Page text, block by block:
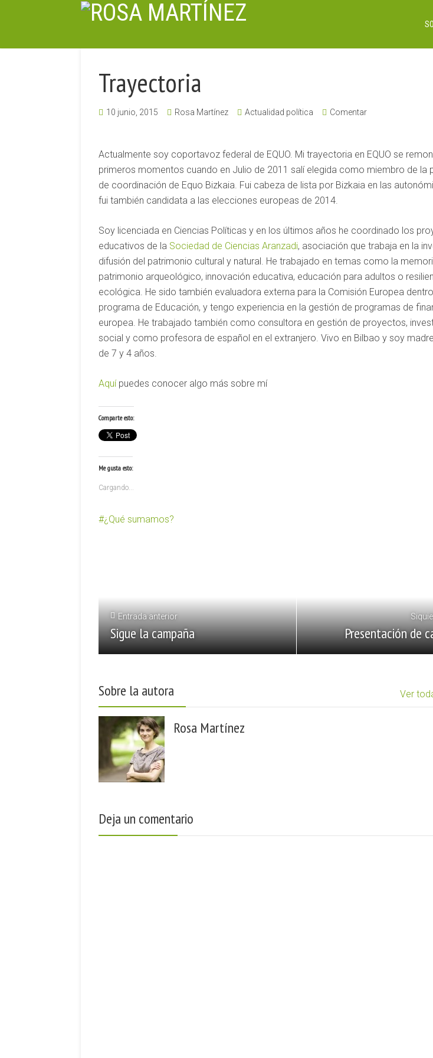
Trayectoria
10 junio, 2015 Rosa Martínez Actualidad política Comentar
Actualmente soy coportavoz federal de EQUO. Mi trayectoria en EQUO se
primeros momentos cuando en Julio de 2011 salí elegida como miembro de la
de coordinación de Equo Bizkaia. Fui cabeza de lista por Bizkaia en las
fui también candidata a las elecciones europeas de 2014.
Soy licenciada en Ciencias Políticas y en los últimos años he coordinado los
educativos de la Sociedad de Ciencias Aranzadi, asociación que trabaja en la
difusión del patrimonio cultural y natural. He trabajado en temas como la
patrimonio arqueológico, innovación educativa, educación para adultos o
ecológica. He sido también evaluadora externa para la Comisión Europea
programa de Educación, y tengo experiencia en la gestión de programas de
europea. He trabajado también como consultora en gestión de proyectos,
social y como profesora de español en el extranjero. Vivo en Bilbao y soy
de 7 y 4 años.
Aquípuedes conocer algo más sobre mí
Comparte esto:
Me gusta esto:
Cargando...
¿Qué sumamos?
Entrada anterior
Sigue la campaña Presentación de
Sobre la autora Ver
Rosa Martínez
Deja un comentario